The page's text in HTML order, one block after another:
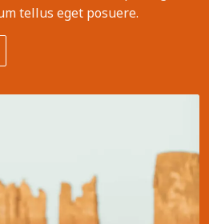
tellus eget posuere.